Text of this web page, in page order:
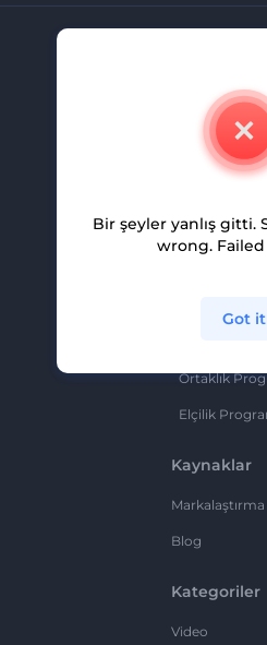
Hakkımızda
İletişim
Kariyer
Ortaklık
Ortaklık
Elçilik
Kaynaklar
Markalaştırma
Blog
Kategoriler
Video
Bir şeyler yanlış
wrong.
Got it